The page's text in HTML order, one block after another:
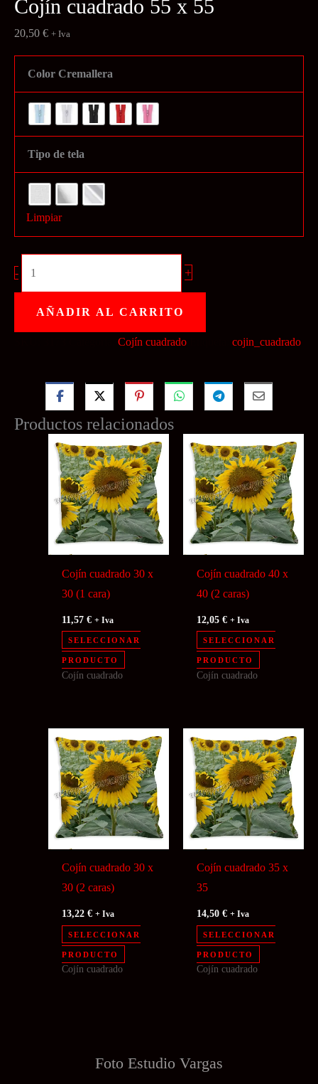
Cojín cuadrado 55 x 55
20,50 € + Iva
Color Cremallera
Tipo de tela
Limpiar
- +
AÑADIR AL CARRITO
Cojín cuadrado cojin_cuadrado
Productos relacionados
Cojín cuadrado 30 x
30 (1 cara)
11,57€ + Iva
SELECCIONAR
PRODUCTO
Cojín cuadrado
Cojín cuadrado 40 x
40 (2 caras)
12,05€ + Iva
SELECCIONAR
PRODUCTO
Cojín cuadrado
Cojín cuadrado 30 x
30 (2 caras)
13,22€ + Iva
SELECCIONAR
PRODUCTO
Cojín cuadrado
Cojín cuadrado 35 x
35
14,50€ + Iva
SELECCIONAR
PRODUCTO
Cojín cuadrado
Foto Estudio Vargas